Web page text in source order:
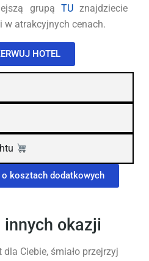
grupą TUznajdziecie
w atrakcyjnych cenach.
HOTEL
kosztach dodatkowych
innych okazji
Ciebie, śmiało przejrzyj